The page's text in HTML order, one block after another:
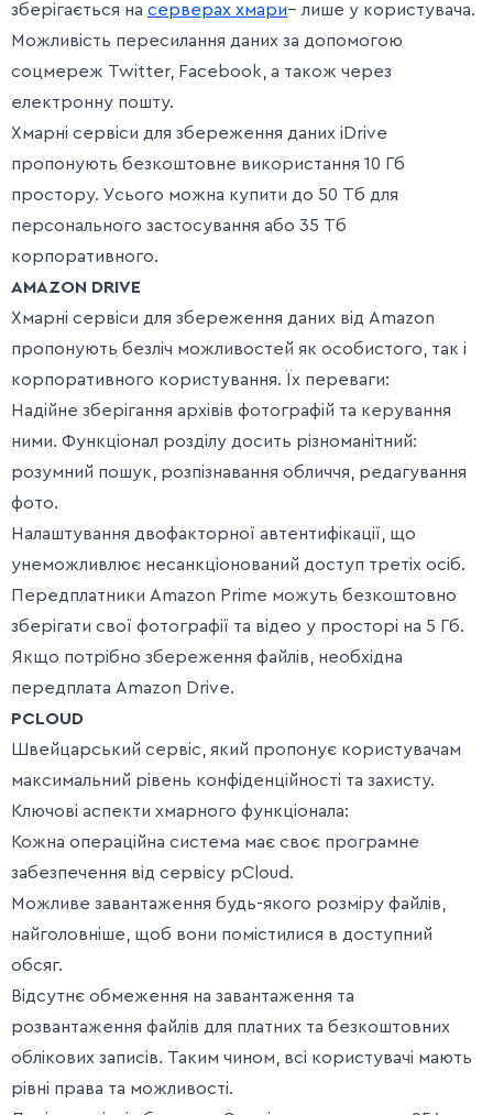
зберігається на серверах хмари– лише у користувача.
Можливість пересилання даних за допомогою
соцмереж Twitter, Facebook, а також через
електронну пошту.
Хмарні сервіси для збереження даних iDrive
пропонують безкоштовне використання 10 Гб
простору. Усього можна купити до 50 Тб для
персонального застосування або 35 Тб
корпоративного.
AMAZON DRIVE
Хмарні сервіси для збереження даних від Amazon
пропонують безліч можливостей як особистого, так і
корпоративного користування. Їх переваги:
Надійне зберігання архівів фотографій та керування
ними. Функціонал розділу досить різноманітний:
розумний пошук, розпізнавання обличчя, редагування
фото.
Налаштування двофакторної автентифікації, що
унеможливлює несанкціонований доступ третіх осіб.
Передплатники Amazon Prime можуть безкоштовно
зберігати свої фотографії та відео у просторі на 5 Гб.
Якщо потрібно збереження файлів, необхідна
передплата Amazon Drive.
PCLOUD
Швейцарський сервіс, який пропонує користувачам
максимальний рівень конфіденційності та захисту.
Ключові аспекти хмарного функціонала:
Кожна операційна система має своє програмне
забезпечення від сервісу pCloud.
Можливе завантаження будь-якого розміру файлів,
найголовніше, щоб вони помістилися в доступний
обсяг.
Відсутнє обмеження на завантаження та
розвантаження файлів для платних та безкоштовних
облікових записів. Таким чином, всі користувачі мають
рівні права та можливості.